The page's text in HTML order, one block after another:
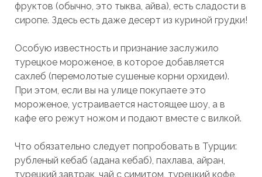
фруктов (обычно, это тыква, айва), есть сладости в
сиропе. Здесь есть даже десерт из куриной грудки!
Особую известность и признание заслужило
турецкое мороженое, в которое добавляется
сахлеб (перемолотые сушеные корни орхидеи).
При этом, если вы на улице покупаете это
мороженое, устраивается настоящее шоу, а в
кафе его режут ножом и подают вместе с вилкой.
Что обязательно следует попробовать в Турции:
рубленый кебаб (адана кебаб), пахлава, айран,
турецкий завтрак, чай с симитом, турецкий кофе,